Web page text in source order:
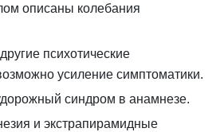
описаны колебания
психотические
усиление симптоматики.
синдром в анамнезе.
и экстрапирамидные